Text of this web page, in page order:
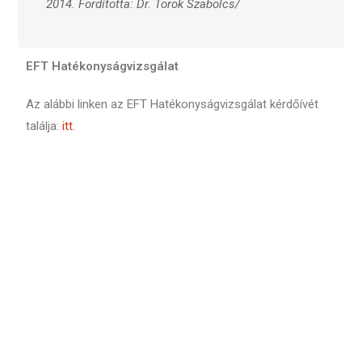
2014. Fordította: Dr. Török Szabolcs/
EFT Hatékonyságvizsgálat
Az alábbi linken az EFT Hatékonyságvizsgálat kérdőívét
találja:itt